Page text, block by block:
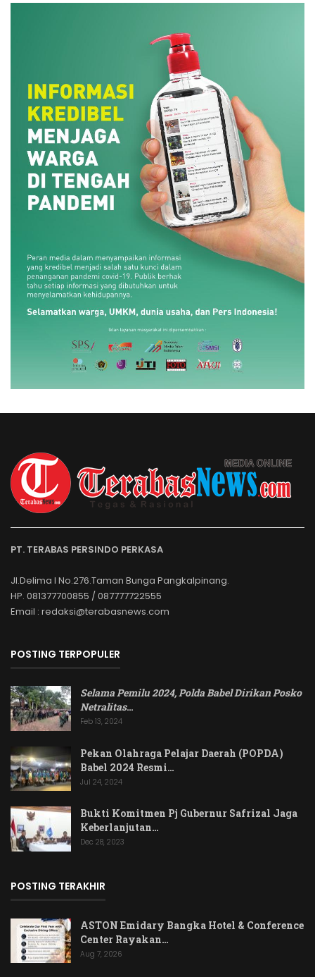
PT. TERABAS PERSINDO PERKASA
Jl.Delima I No.276.Taman Bunga Pangkalpinang.
HP. 081377700855 / 087777722555
Email : redaksi@terabasnews.com
POSTING TERPOPULER
Selama Pemilu 2024, Polda Babel Dirikan Posko
Netralitas…
Feb 13, 2024
Pekan Olahraga Pelajar Daerah (POPDA)
Babel 2024 Resmi…
Jul 24, 2024
Bukti Komitmen Pj Gubernur Safrizal Jaga
Keberlanjutan…
Dec 28, 2023
POSTING TERAKHIR
ASTON Emidary Bangka Hotel & Conference
Center Rayakan…
Aug 7, 2026